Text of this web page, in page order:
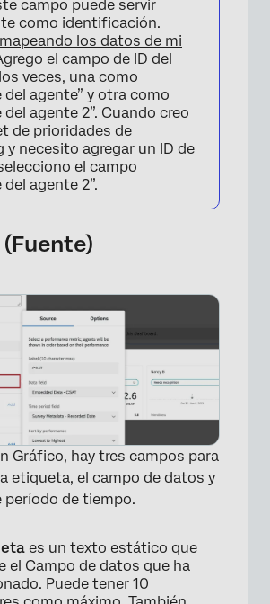
campo puede servir
como identificación.
mapeando los datos de mi
el campo de ID del
veces, una como
del agente” y otra como
del agente 2”. Cuando creo
de prioridades de
y necesito agregar un ID de
el campo
del agente 2”.
Gráfico, hay tres campos para
etiqueta, el campo de datos y
período de tiempo.
es un texto estático que
el Campo de datos que ha
Puede tener 10